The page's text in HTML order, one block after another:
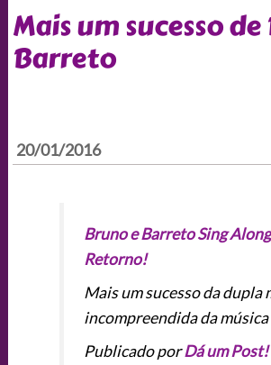
Mais um sucesso
Barreto
20/01/2016
Bruno e Barreto Sing
Retorno!
Mais um sucesso da dupla
incompreendida da
Publicado porDá um Post!